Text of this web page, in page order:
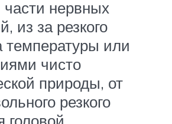
части нервных
из за резкого
температуры или
чисто
природы, от
резкого